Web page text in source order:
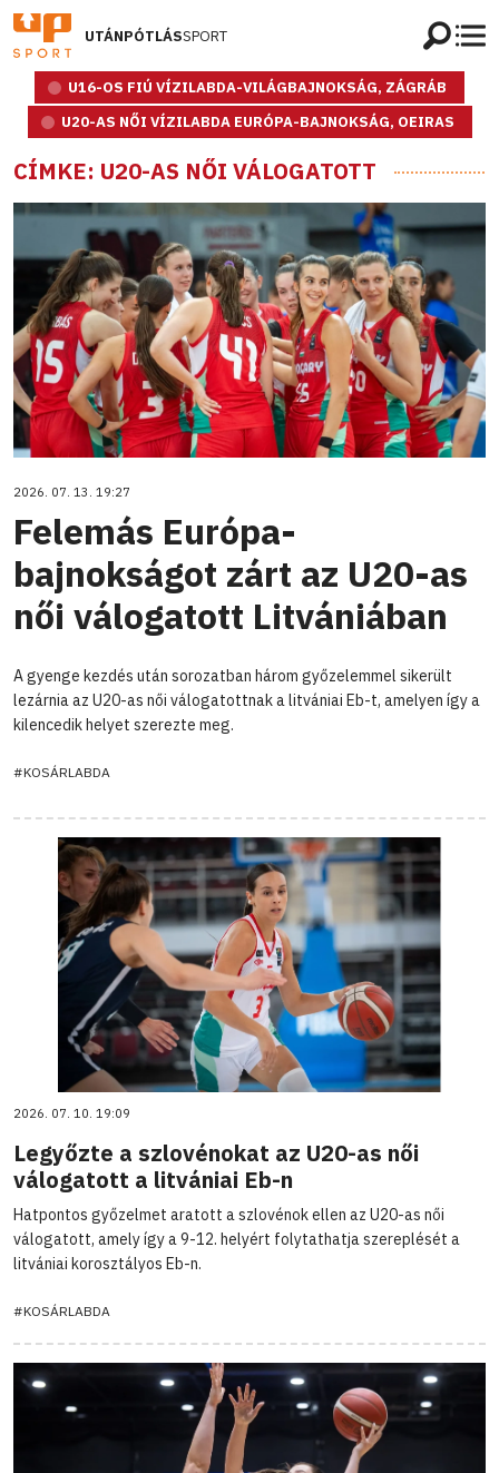
UTÁNPÓTLÁSSPORT
U16-OS FIÚ VÍZILABDA-VILÁGBAJNOKSÁG, ZÁGRÁB
U20-AS NŐI VÍZILABDA EURÓPA-BAJNOKSÁG, OEIRAS
CÍMKE: U20-AS NŐI VÁLOGATOTT
2026. 07. 13. 19:27
Felemás Európa-
bajnokságot zárt az U20-as
női válogatott Litvániában
A gyenge kezdés után sorozatban három győzelemmel sikerült
lezárnia az U20-as női válogatottnak a litvániai Eb-t, amelyen így a
kilencedik helyet szerezte meg.
#KOSÁRLABDA
2026. 07. 10. 19:09
Legyőzte a szlovénokat az U20-as női
válogatott a litvániai Eb-n
Hatpontos győzelmet aratott a szlovénok ellen az U20-as női
válogatott, amely így a 9-12. helyért folytathatja szereplését a
litvániai korosztályos Eb-n.
#KOSÁRLABDA